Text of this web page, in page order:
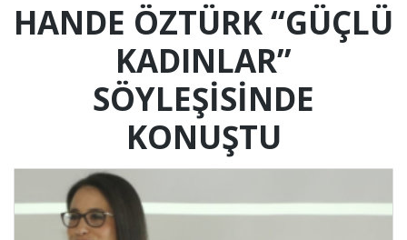
HANDE ÖZTÜRK “GÜÇLÜ
KADINLAR”
SÖYLEŞISINDE
KONUŞTU